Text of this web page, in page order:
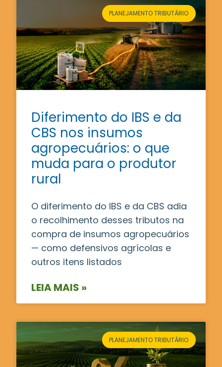
PLANEJAMENTO TRIBUTÁRIO
Diferimento do IBS e da
CBS nos insumos
agropecuários: o que
muda para o produtor
rural
O diferimento do IBS e da CBS adia
o recolhimento desses tributos na
compra de insumos agropecuários
— como defensivos agrícolas e
outros itens listados
LEIA MAIS »
PLANEJAMENTO TRIBUTÁRIO